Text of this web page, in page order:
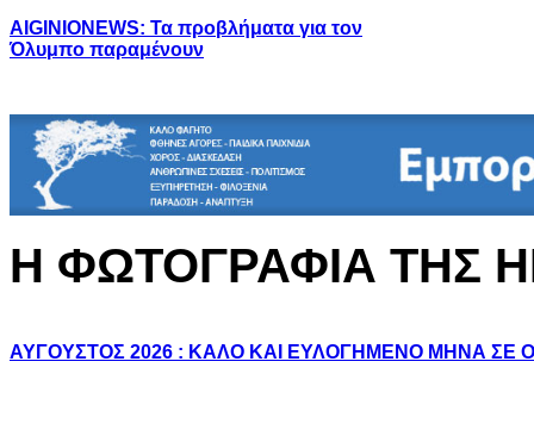
AIGINIONEWS: Τα προβλήματα για τον
Όλυμπο παραμένουν
Η ΦΩΤΟΓΡΑΦΙΑ ΤΗΣ
ΑΥΓΟΥΣΤΟΣ 2026 : ΚΑΛΟ ΚΑΙ ΕΥΛΟΓΗΜΕΝΟ ΜΗΝΑ ΣΕ